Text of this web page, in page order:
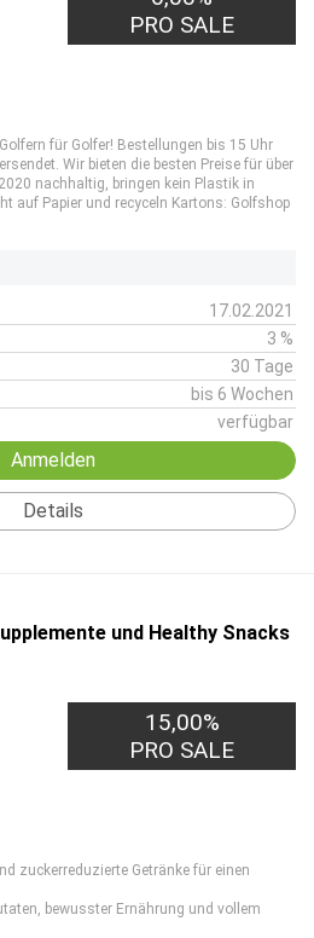
PRO SALE
für Golfer! Bestellungen bis 15 Uhr
Wir bieten die besten Preise für über
nachhaltig, bringen kein Plastik in
auf Papier und recyceln Kartons: Golfshop
17.02.2021
3 %
30 Tage
bis 6 Wochen
verfügbar
Anmelden
Details
und Healthy Snacks
15,00%
PRO SALE
zuckerreduzierte Getränke für einen
bewusster Ernährung und vollem